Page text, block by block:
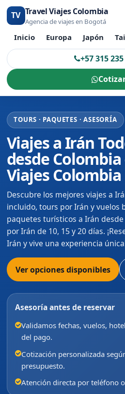
TV Travel Viajes Colombia
Agencia de viajes en Bogotá
Inicio Europa Japón
+57 315
TOURS · PAQUETES · ASESORÍA
Viajes a Irán
desde Colombia
Viajes Colombia
Descubre los mejores viajes a
incluido, tours por Irán y vuelos
paquetes turísticos a Irán
por Irán de 10, 15 y 20 días.
Irán y vive una experiencia
Ver opciones disponibles
Asesoría antes de reservar
Validamos fechas, vuelos,
del pago.
Cotización personalizada
presupuesto.
Atención directa por teléfono